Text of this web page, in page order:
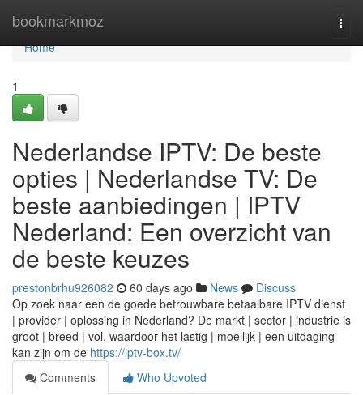
bookmarkmoz
Home
Home
1
Nederlandse IPTV: De beste
opties | Nederlandse TV: De
beste aanbiedingen | IPTV
Nederland: Een overzicht van
de beste keuzes
prestonbrhu926082 60 days ago News
Discuss
Op zoek naar een de goede betrouwbare betaalbare IPTV dienst
| provider | oplossing in Nederland? De markt | sector | industrie is
groot | breed | vol, waardoor het lastig | moeilijk | een uitdaging
kan zijn om de https://iptv-box.tv/
Comments
Who Upvoted